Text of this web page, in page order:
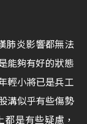
肺炎影響都無法
能夠有好的狀態
輕小將已是兵工
溝似乎有些傷勢
是有些疑慮，